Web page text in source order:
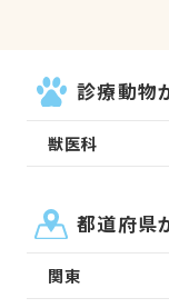
診療動物
獣医科
都道府県
関東